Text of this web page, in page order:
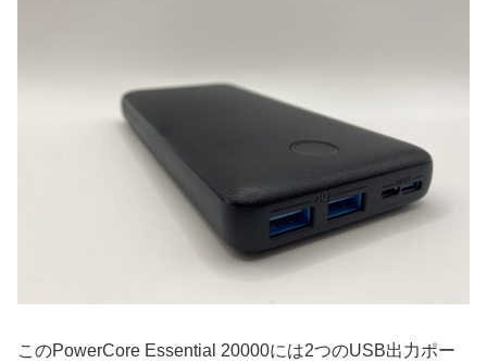
このPowerCore Essential 20000には2つのUSB出力ポー